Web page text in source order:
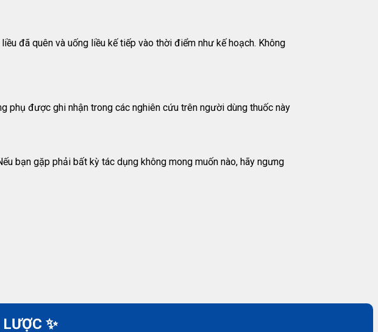
đã quên và uống liều kế tiếp vào thời điểm như kế hoạch. Không
phụ được ghi nhận trong các nghiên cứu trên người dùng thuốc này
bạn gặp phải bất kỳ tác dụng không mong muốn nào, hãy ngưng
✨